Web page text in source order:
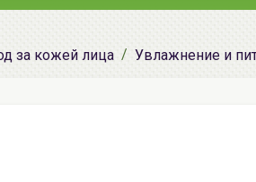
за кожей лица Увлажнение и